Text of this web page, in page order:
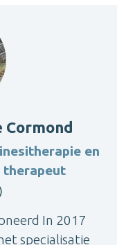
en
therapeut
In 2017
specialisatie